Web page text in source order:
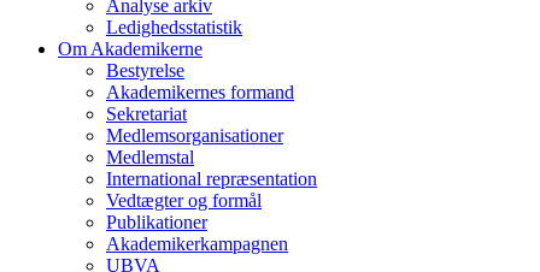
Analyse arkiv
Ledighedsstatistik
Om Akademikerne
Bestyrelse
Akademikernes formand
Sekretariat
Medlemsorganisationer
Medlemstal
International repræsentation
Vedtægter og formål
Publikationer
Akademikerkampagnen
UBVA